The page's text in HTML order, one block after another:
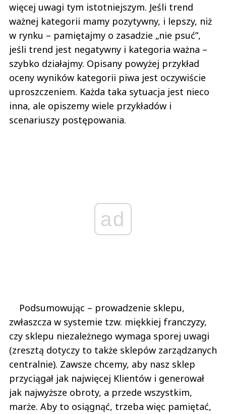
więcej uwagi tym istotniejszym. Jeśli trend
ważnej kategorii mamy pozytywny, i lepszy, niż
w rynku – pamiętajmy o zasadzie „nie psuć”,
jeśli trend jest negatywny i kategoria ważna –
szybko działajmy. Opisany powyżej przykład
oceny wyników kategorii piwa jest oczywiście
uproszczeniem. Każda taka sytuacja jest nieco
inna, ale opiszemy wiele przykładów i
scenariuszy postępowania.
ad
Podsumowując – prowadzenie sklepu,
zwłaszcza w systemie tzw. miękkiej franczyzy,
czy sklepu niezależnego wymaga sporej uwagi
(zresztą dotyczy to także sklepów zarządzanych
centralnie). Zawsze chcemy, aby nasz sklep
przyciągał jak najwięcej Klientów i generował
jak najwyższe obroty, a przede wszystkim,
marże. Aby to osiągnąć, trzeba więc pamiętać,